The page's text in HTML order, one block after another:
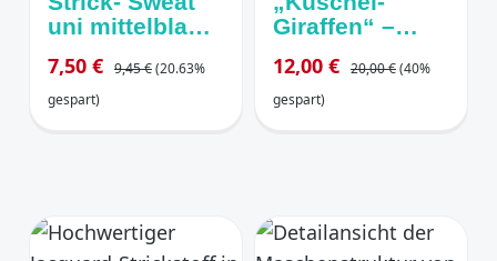
uni mittelblau
angeraut
Verkaufspreis:
7,50 € Regulärer Preis:
9,45 €(20.63%
gespart)
Giraffen“ –
in Petrolgrün
Verkaufspreis:
12,00 € Regulärer Preis:
20,00 €(40%
gespart)